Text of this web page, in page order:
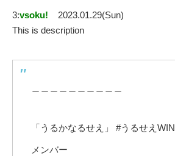
3:vsoku!
2023.01.29(Sun)
This is description
「うるかなるせえ」 #うるせえWIN
メンバー